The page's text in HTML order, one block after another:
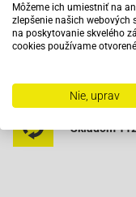
Pri
Skladom
Môžeme ich umiestniť na
zlepšenie našich webových
na poskytovanie skvelého
cookies používame
Nie, uprav